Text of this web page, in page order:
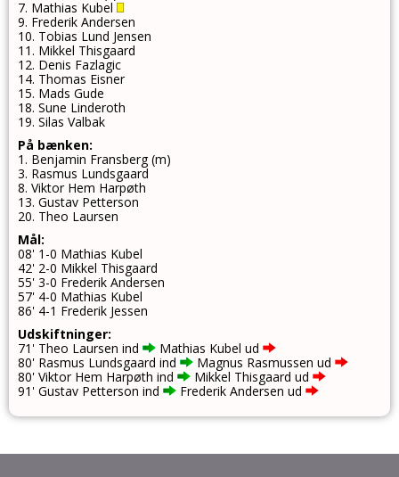
7. Mathias Kubel
9. Frederik Andersen
10. Tobias Lund Jensen
11. Mikkel Thisgaard
12. Denis Fazlagic
14. Thomas Eisner
15. Mads Gude
18. Sune Linderoth
19. Silas Valbak
På bænken:
1. Benjamin Fransberg (m)
3. Rasmus Lundsgaard
8. Viktor Hem Harpøth
13. Gustav Petterson
20. Theo Laursen
Mål:
08' 1-0 Mathias Kubel
42' 2-0 Mikkel Thisgaard
55' 3-0 Frederik Andersen
57' 4-0 Mathias Kubel
86' 4-1 Frederik Jessen
Udskiftninger:
71' Theo Laursen ind
Mathias Kubel ud
80' Rasmus Lundsgaard ind
Magnus Rasmussen ud
80' Viktor Hem Harpøth ind
Mikkel Thisgaard ud
91' Gustav Petterson ind
Frederik Andersen ud